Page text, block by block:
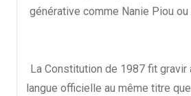
générative comme Nanie Piou
La Constitution de 1987 fit
langue officielle au même titre